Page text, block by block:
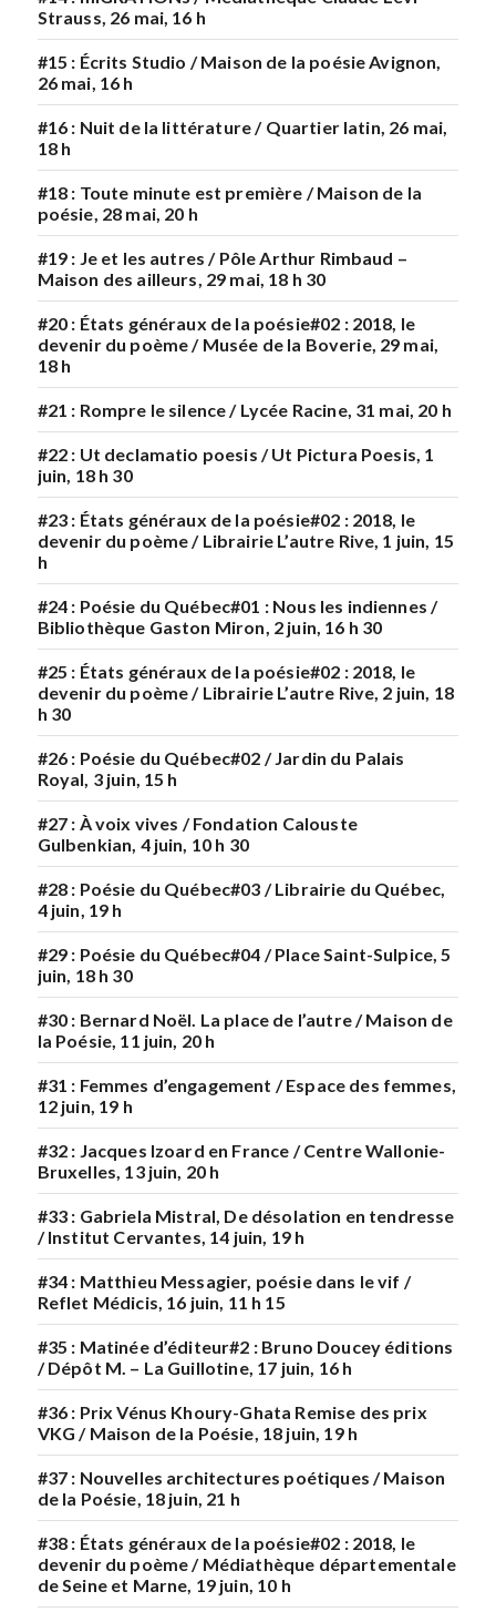
Strauss, 26 mai, 16 h
#15 : Écrits Studio / Maison de la poésie Avignon,
26 mai, 16 h
#16 : Nuit de la littérature / Quartier latin, 26 mai,
18 h
#18 : Toute minute est première / Maison de la
poésie, 28 mai, 20 h
#19 : Je et les autres / Pôle Arthur Rimbaud –
Maison des ailleurs, 29 mai, 18 h 30
#20 : États généraux de la poésie#02 : 2018, le
devenir du poème / Musée de la Boverie, 29 mai,
18 h
#21 : Rompre le silence / Lycée Racine, 31 mai, 20 h
#22 : Ut declamatio poesis / Ut Pictura Poesis, 1
juin, 18 h 30
#23 : États généraux de la poésie#02 : 2018, le
devenir du poème / Librairie L’autre Rive, 1 juin, 15
h
#24 : Poésie du Québec#01 : Nous les indiennes /
Bibliothèque Gaston Miron, 2 juin, 16 h 30
#25 : États généraux de la poésie#02 : 2018, le
devenir du poème / Librairie L’autre Rive, 2 juin, 18
h 30
#26 : Poésie du Québec#02 / Jardin du Palais
Royal, 3 juin, 15 h
#27 : À voix vives / Fondation Calouste
Gulbenkian, 4 juin, 10 h 30
#28 : Poésie du Québec#03 / Librairie du Québec,
4 juin, 19 h
#29 : Poésie du Québec#04 / Place Saint-Sulpice, 5
juin, 18 h 30
#30 : Bernard Noël. La place de l’autre / Maison de
la Poésie, 11 juin, 20 h
#31 : Femmes d’engagement / Espace des femmes,
12 juin, 19 h
#32 : Jacques Izoard en France / Centre Wallonie-
Bruxelles, 13 juin, 20 h
#33 : Gabriela Mistral, De désolation en tendresse
/ Institut Cervantes, 14 juin, 19 h
#34 : Matthieu Messagier, poésie dans le vif /
Reflet Médicis, 16 juin, 11 h 15
#35 : Matinée d’éditeur#2 : Bruno Doucey éditions
/ Dépôt M. – La Guillotine, 17 juin, 16 h
#36 : Prix Vénus Khoury-Ghata Remise des prix
VKG / Maison de la Poésie, 18 juin, 19 h
#37 : Nouvelles architectures poétiques / Maison
de la Poésie, 18 juin, 21 h
#38 : États généraux de la poésie#02 : 2018, le
devenir du poème / Médiathèque départementale
de Seine et Marne, 19 juin, 10 h